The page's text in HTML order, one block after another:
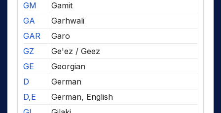
GM
Gamit
GA
Garhwali
GAR
Garo
GZ
Ge'ez / Geez
GE
Georgian
D
German
D,E
German, English